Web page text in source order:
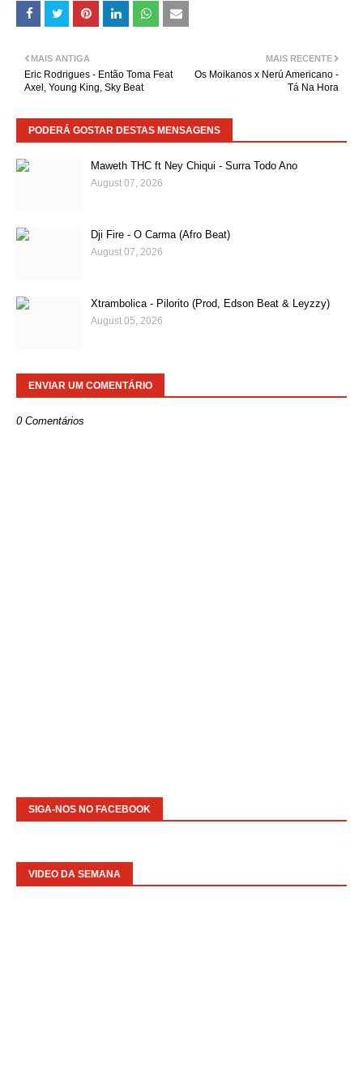
MAIS RECENTE
Os Moikanos x Nerú Americano -
Tá Na Hora
MAIS ANTIGA
Eric Rodrigues - Então Toma Feat
Axel, Young King, Sky Beat
PODERÁ GOSTAR DESTAS MENSAGENS
Maweth THC ft Ney Chiqui - Surra Todo Ano
August 07, 2026
Dji Fire - O Carma (Afro Beat)
August 07, 2026
Xtrambolica - Pilorito (Prod, Edson Beat & Leyzzy)
August 05, 2026
ENVIAR UM COMENTÁRIO
0 Comentários
SIGA-NOS NO FACEBOOK
VIDEO DA SEMANA